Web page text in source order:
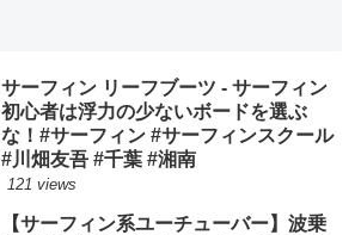
サーフィン リーフブーツ - サーフィン
初心者は浮力の少ないボードを選ぶ
な！#サーフィン #サーフィンスクール
#川畑友吾 #千葉 #湘南
121 views
【サーフィン系ユーチューバー】波乗